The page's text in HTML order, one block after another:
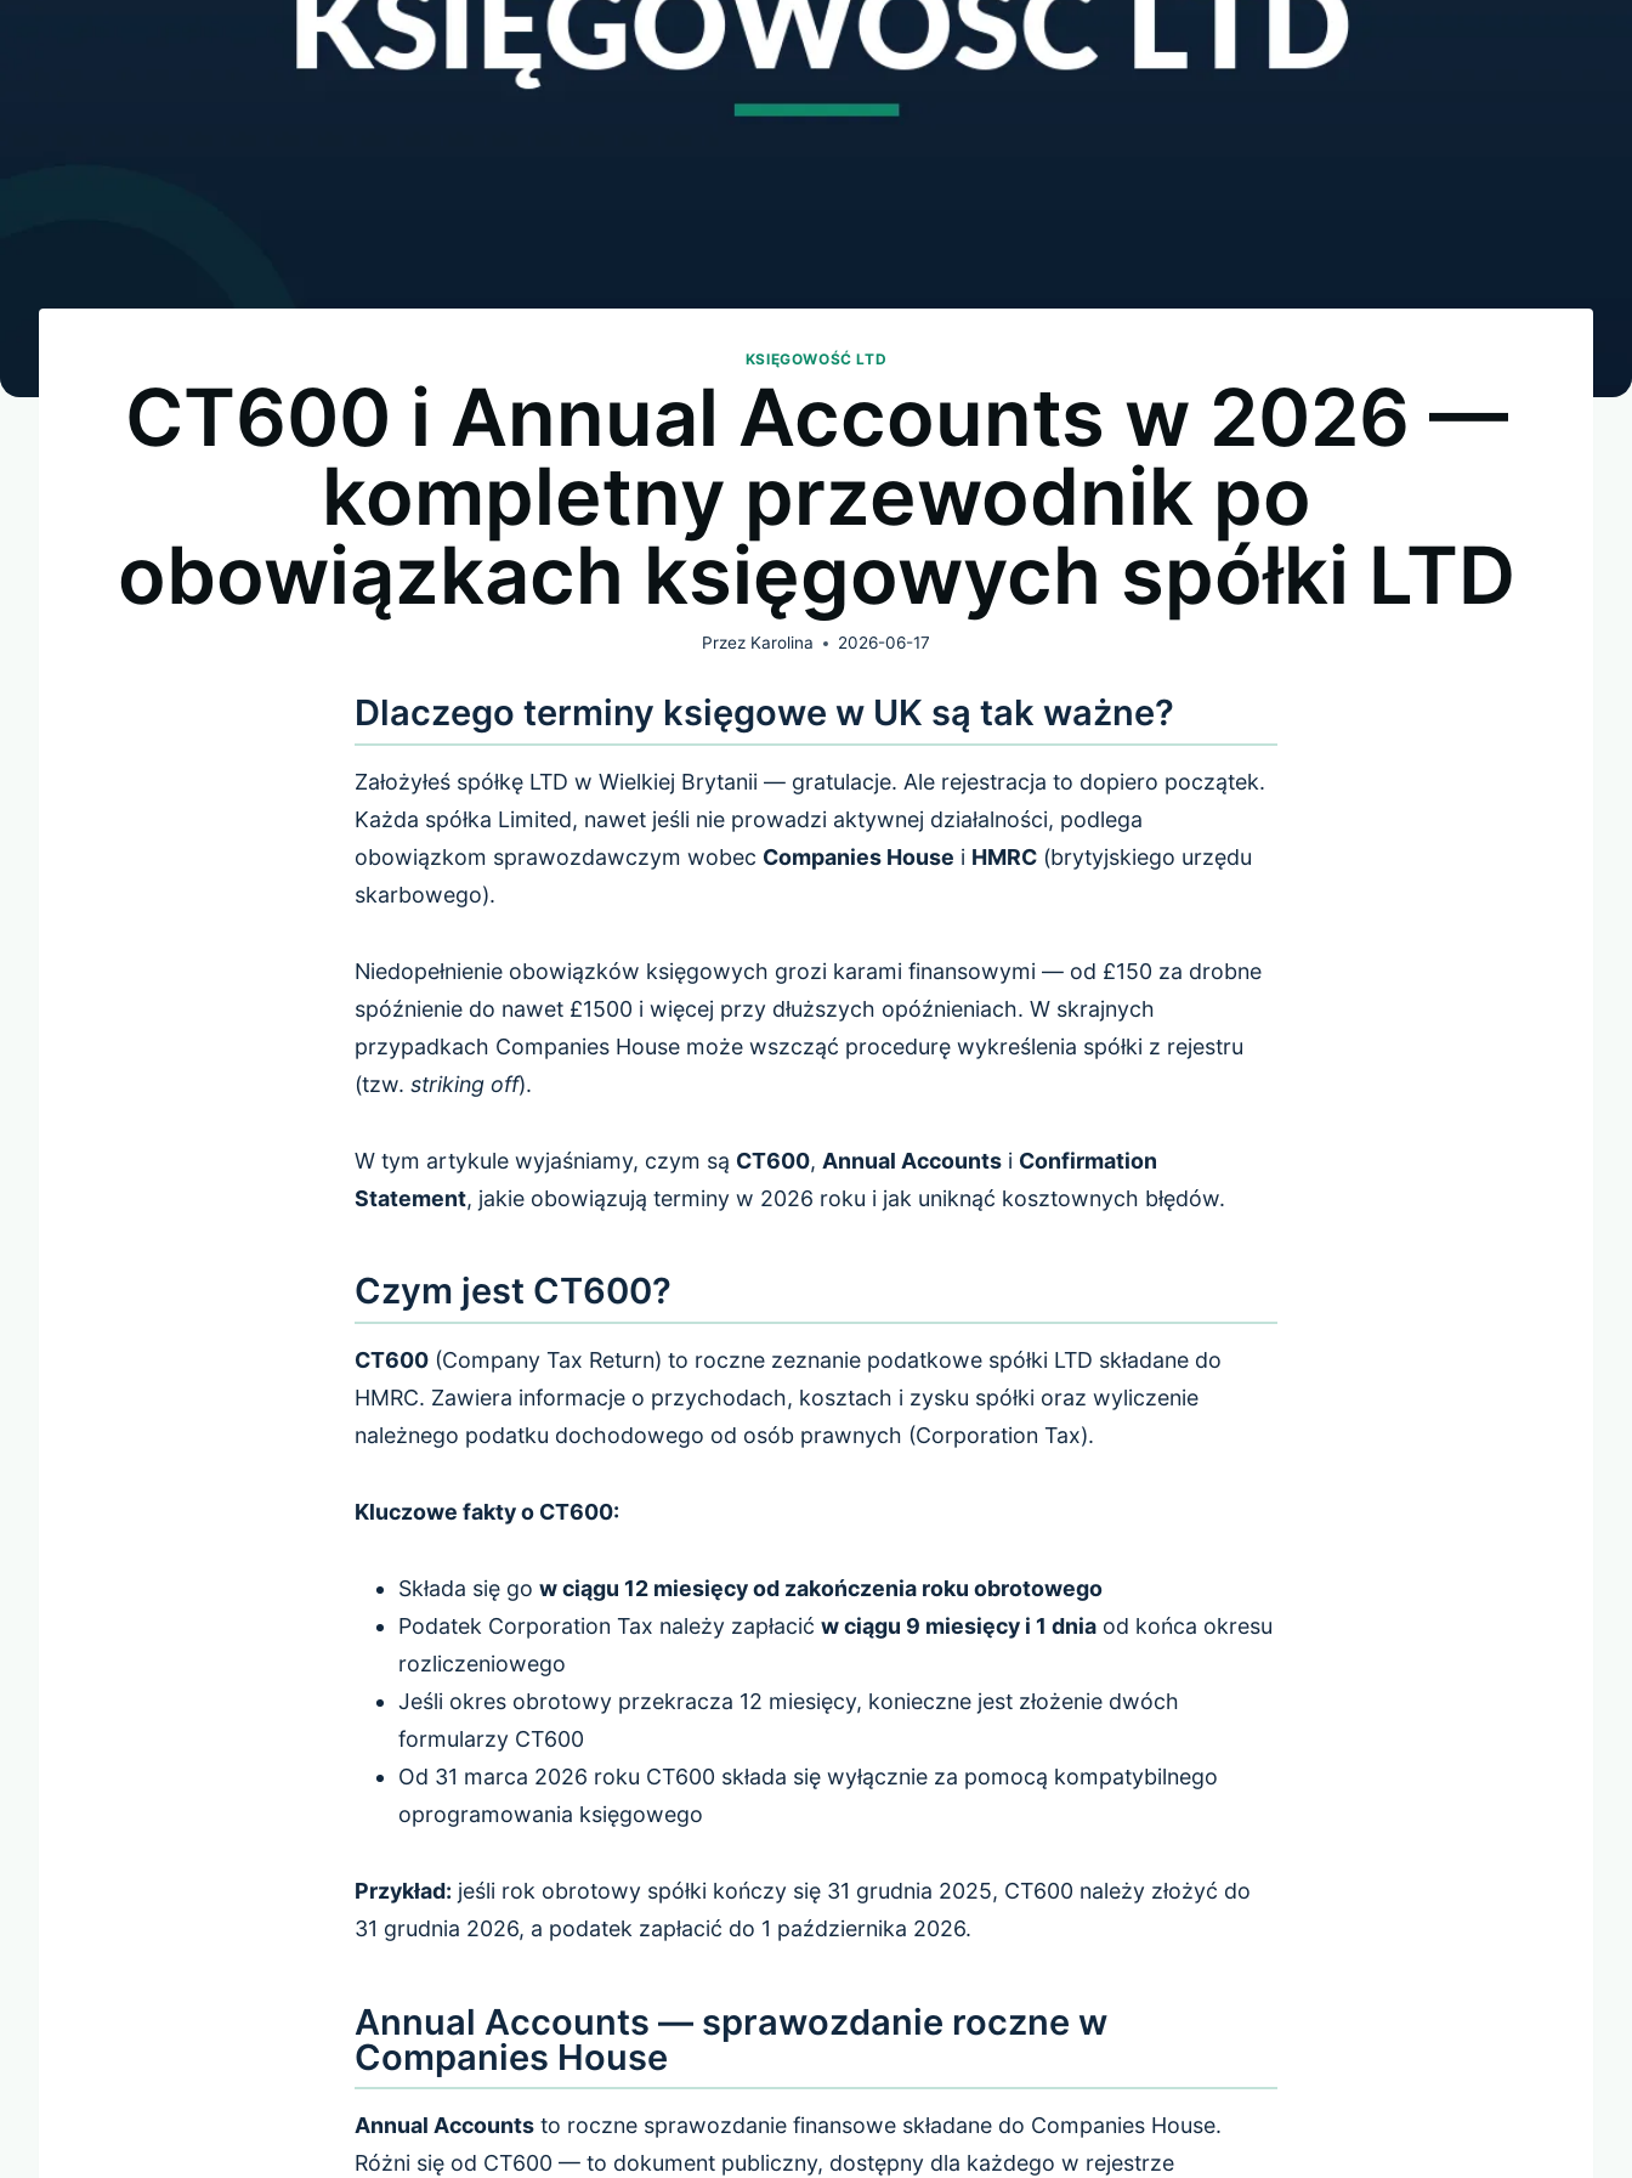
KSIĘGOWOŚĆ LTD
CT600 i Annual Accounts w 2026 —
kompletny przewodnik po
obowiązkach księgowych spółki LTD
Przez Karolina 2026-06-17
Dlaczego terminy księgowe w UK są tak ważne?
Założyłeś spółkę LTD w Wielkiej Brytanii — gratulacje. Ale rejestracja to dopiero początek.
Każda spółka Limited, nawet jeśli nie prowadzi aktywnej działalności, podlega
obowiązkom sprawozdawczym wobec Companies House i HMRC (brytyjskiego urzędu
skarbowego).
Niedopełnienie obowiązków księgowych grozi karami finansowymi — od £150 za drobne
spóźnienie do nawet £1500 i więcej przy dłuższych opóźnieniach. W skrajnych
przypadkach Companies House może wszcząć procedurę wykreślenia spółki z rejestru
(tzw. striking off).
W tym artykule wyjaśniamy, czym są CT600, Annual Accounts i Confirmation
Statement, jakie obowiązują terminy w 2026 roku i jak uniknąć kosztownych błędów.
Czym jest CT600?
CT600 (Company Tax Return) to roczne zeznanie podatkowe spółki LTD składane do
HMRC. Zawiera informacje o przychodach, kosztach i zysku spółki oraz wyliczenie
należnego podatku dochodowego od osób prawnych (Corporation Tax).
Kluczowe fakty o CT600:
Składa się go w ciągu 12 miesięcy od zakończenia roku obrotowego
Podatek Corporation Tax należy zapłacić w ciągu 9 miesięcy i 1 dniaod końca okresu
rozliczeniowego
Jeśli okres obrotowy przekracza 12 miesięcy, konieczne jest złożenie dwóch
formularzy CT600
Od 31 marca 2026 roku CT600 składa się wyłącznie za pomocą kompatybilnego
oprogramowania księgowego
Przykład: jeśli rok obrotowy spółki kończy się 31 grudnia 2025, CT600 należy złożyć do
31 grudnia 2026, a podatek zapłacić do 1 października 2026.
Annual Accounts — sprawozdanie roczne w
Companies House
Annual Accounts to roczne sprawozdanie finansowe składane do Companies House.
Różni się od CT600 — to dokument publiczny, dostępny dla każdego w rejestrze